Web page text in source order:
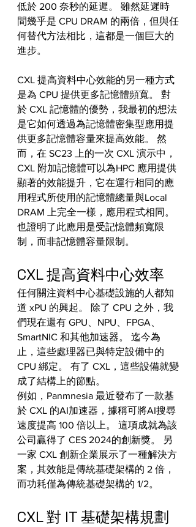
低於 200 奈秒的延遲。 雖然延遲時
間幾乎是 CPU DRAM 的兩倍，但與任
何替代方法相比，這都是一個巨大的
進步。
CXL 提高資料中心效能的另一種方式
是為 CPU 提供更多記憶體頻寬。 對
於 CXL 記憶體的優勢，我最初的想法
是它如何透過為記憶體密集型應用提
供更多記憶體容量來提高效能。 然
而，在 SC23 上的一次 CXL 演示中，
CXL 附加記憶體可以為HPC 應用提供
顯著的效能提升，它在運行相同的應
用程式所使用的記憶體總量與Local
DRAM 上完全一樣，應用程式相同。
也證明了此應用是受記憶體頻寬限
制，而非記憶體容量限制。
CXL 提高資料中心效率
任何關注資料中心基礎設施的人都知
道 xPU 的興起。 除了 CPU 之外，我
們現在還有 GPU、NPU、FPGA、
SmartNIC 和其他加速器。 迄今為
止，這些處理器已與特定設備中的
CPU 綁定。 有了 CXL，這些設備就變
成了結構上的節點。
例如，Panmnesia 最近發布了一款基
於 CXL 的AI加速器，據稱可將AI搜尋
速度提高 100 倍以上。 這項成就為該
公司贏得了 CES 2024的創新獎。 另
一家 CXL 創新企業展示了一種解決方
案，其效能是傳統基礎架構的 2 倍，
而功耗僅為傳統基礎架構的 1/2。
CXL 對 IT 基礎架構規劃